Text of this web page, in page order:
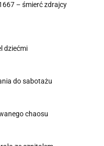
– śmierć zdrajcy
dziećmi
do sabotażu
chaosu